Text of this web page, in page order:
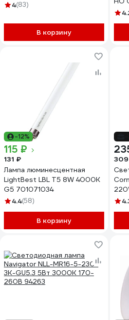
4(83)
В корзину
-12%
115 ₽
131 ₽
Лампа люминесцентная
LightBest LBL T5 8W 4000K
G5 701071034
4.4(58)
В корзину